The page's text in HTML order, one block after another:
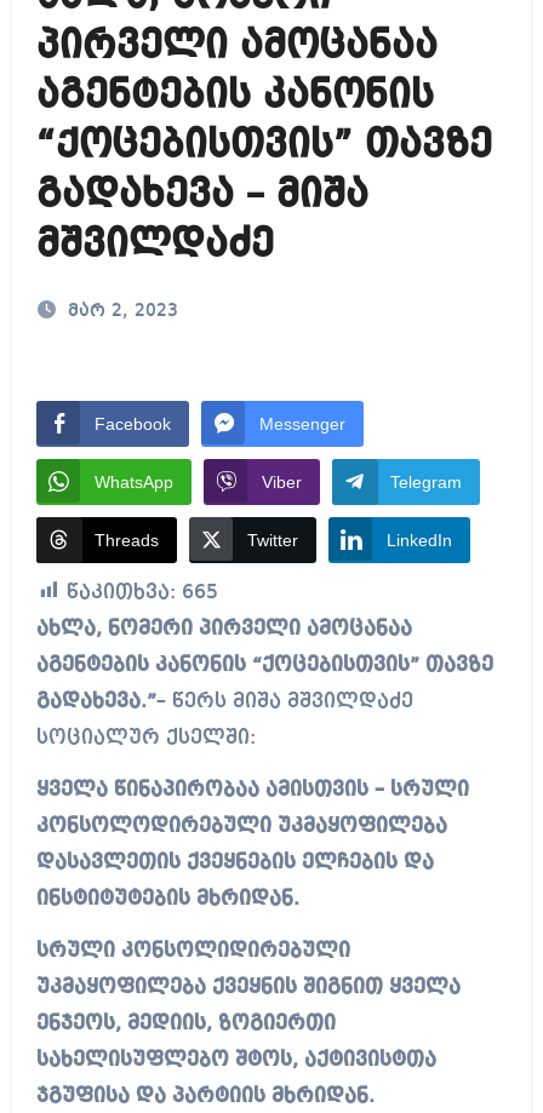
პირველი ამოცანაა
აგენტების კანონის
“ქოცებისთვის” თავზე
გადახევა – მიშა
მშვილდაძე
მარ 2, 2023
Facebook Messenger
WhatsApp Viber Telegram
Threads Twitter LinkedIn
წაკითხვა: 665
ახლა, ნომერი პირველი ამოცანაა
აგენტების კანონის “ქოცებისთვის” თავზე
გადახევა.”– წერს მიშა მშვილდაძე
სოციალურ ქსელში:
ყველა წინაპირობაა ამისთვის – სრული
კონსოლოდირებული უკმაყოფილება
დასავლეთის ქვეყნების ელჩების და
ინსტიტუტების მხრიდან.
სრული კონსოლიდირებული
უკმაყოფილება ქვეყნის შიგნით ყველა
ენჯეოს, მედიის, ზოგიერთი
სახელისუფლებო შტოს, აქტივისტთა
ჯგუფისა და პარტიის მხრიდან.